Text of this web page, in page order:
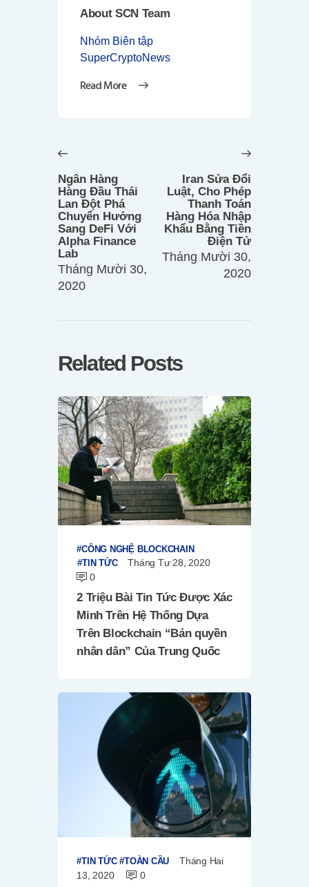
About SCN Team
Nhóm Biên tập
SuperCryptoNews
Read More
hướng
bài
viết
post:
Ngân Hàng
Hàng Đầu Thái
Lan Đột Phá
Chuyển Hướng
Sang DeFi Với
Alpha Finance
Lab
Tháng Mười 30,
2020
Iran Sửa Đổi
Luật, Cho Phép
Thanh Toán
Hàng Hóa Nhập
Khẩu Bằng Tiền
Điện Tử
Tháng Mười 30,
2020
Related Posts
CÔNG NGHỆ BLOCKCHAIN
TIN TỨC
Tháng Tư 28, 2020
0
2 Triệu Bài Tin Tức Được Xác
Minh Trên Hệ Thống Dựa
Trên Blockchain “Bản quyền
nhân dân” Của Trung Quốc
TIN TỨC TOÀN CẦU
Tháng Hai
13, 2020
0